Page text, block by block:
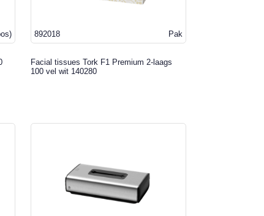
Pak
892018
Facial tissues Tork F1 Premium 2-laags
100 vel wit 140280